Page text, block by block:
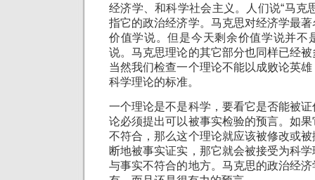
经济学、和科学社会主义。人们说“马克
指它的政治经济学。马克思对经济学最
价值学说。但是今天剩余价值学说并不
说。马克思理论的其它部分也同样已经
当然我们检查一个理论不能以成败论英
科学理论的标准。
一个理论是不是科学，要看它是否能被
论必须提出可以被事实检验的预言。如
不符合，那么这个理论就应该被修改或
断地被事实证实，那它就会被接受为科
与事实不符合的地方。马克思的政治经